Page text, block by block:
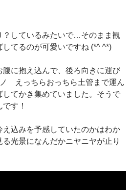
？しているみたいで…そのまま観
てるのが可愛いですね (*^ ^*)
に抱え込んで、後ろ向きに運び
えっちらおっちら土管まで運ん
てかき集めていました。そうで
す！
込みを予感していたのかはわか
光景になんだかニヤニヤが止り